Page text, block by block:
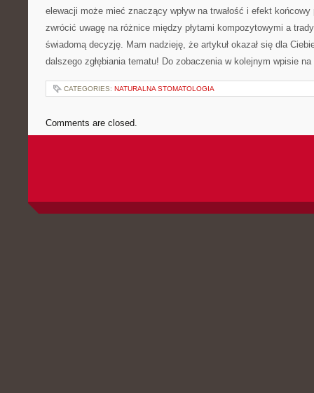
elewacji może mieć znaczący wpływ na trwałość i ⁣efekt
zwrócić uwagę ​na różnice między płytami kompozytowymi a
świadomą decyzję. Mam ⁤nadzieję,⁣ że‍ artykuł okazał się dla
dalszego zgłębiania tematu! Do zobaczenia w kolejnym wpisie‌ na⁤
CATEGORIES: NATURALNA STOMATOLOGIA
Comments are closed.